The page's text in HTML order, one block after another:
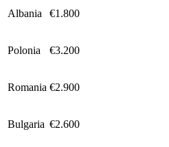
Albania €1.800
Polonia €3.200
Romania €2.900
Bulgaria €2.600